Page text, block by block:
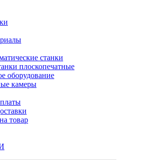
станки
плоскопечатные
оборудование
камеры
товар